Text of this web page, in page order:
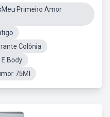
Primeiro Amor
Colônia
Body
75Ml